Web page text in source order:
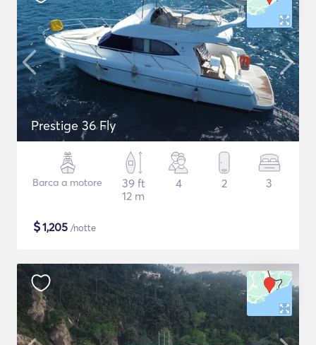
Prestige 36 Fly
Barca a motore
39 ft
12 m
4 2 3
$1,205 /notte